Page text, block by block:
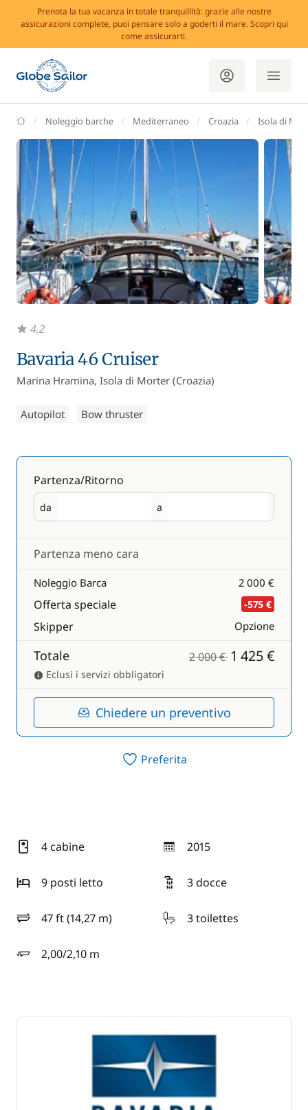
Prenota la tua vacanza in totale tranquillità: grazie alle nostre
assicurazioni complete, puoi pensare solo a goderti il mare. Scopri qui
come assicurarti.
GlobeSailor
Noleggio barche Mediterraneo Croazia Isola di
Bavaria 46 Cruiser
Marina Hramina, Isola di Morter (Croazia)
Autopilot Bow thruster
4,2
Partenza/Ritorno
da
Partenza a
Ritorno
Partenza meno cara
Noleggio Barca 2 000 €
Offerta speciale -575 €
Skipper Opzione
Totale 2 000 €1 425 €
Eclusi i servizi obbligatori
Chiedere un preventivo
Preferita
4 cabine 2015
anno
9 posti letto
3 docce
47 ft (14,27 m)
lunghezza 3 toilettes
2,00/2,10 m
pescaggio